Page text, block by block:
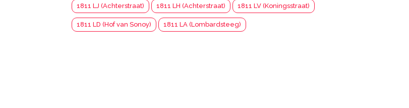
1811 LJ (Achterstraat) 1811 LH (Achterstraat) 1811 LV (Koningsstraat)
1811 LD (Hof van Sonoy) 1811 LA (Lombardsteeg)